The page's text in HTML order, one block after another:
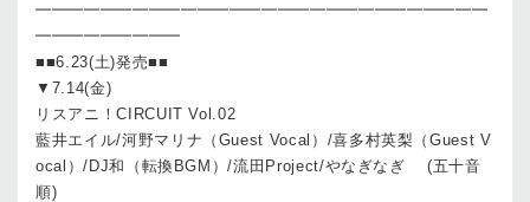
━━━━━━━━━━━━━━━━━━━━━━━━━━━━
━━━━━━━━━
■■6.23(土)発売■■
▼7.14(金)
リスアニ！CIRCUIT Vol.02
藍井エイル/河野マリナ（Guest Vocal）/喜多村英梨（Guest V
ocal）/DJ和（転換BGM）/流田Project/やなぎなぎ (五十音
順)